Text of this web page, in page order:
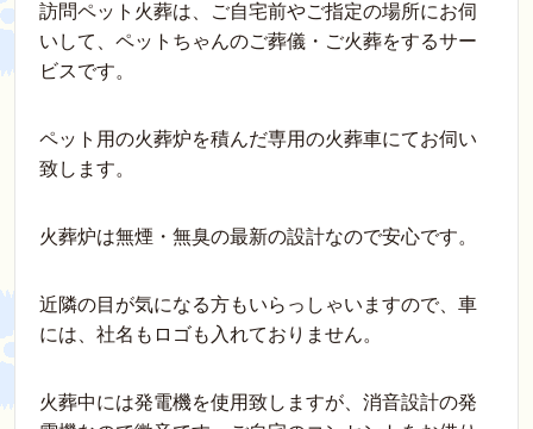
訪問ペット火葬は、ご自宅前やご指定の場所にお伺
いして、ペットちゃんのご葬儀・ご火葬をするサー
ビスです。
ペット用の火葬炉を積んだ専用の火葬車にてお伺い
致します。
火葬炉は無煙・無臭の最新の設計なので安心です。
近隣の目が気になる方もいらっしゃいますので、車
には、社名もロゴも入れておりません。
火葬中には発電機を使用致しますが、消音設計の発